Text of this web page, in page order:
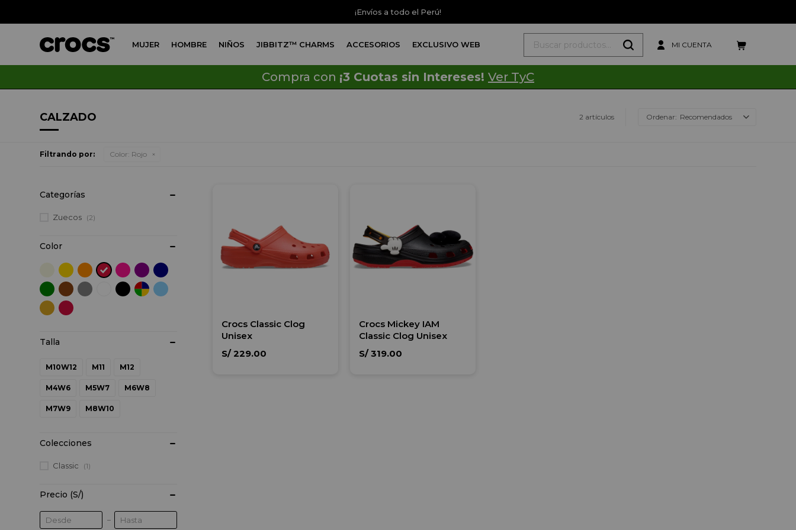
¡Envíos a todo el Perú!
MUJER HOMBRE NIÑOS JIBBITZ™ CHARMS ACCESORIOS EXCLUSIVO WEB
Compra con ¡3 Cuotas sin Intereses! Ver TyC
CALZADO 2 artículos Recomendados
Filtrando por: Color: Rojo
Crocs Classic Clog
Unisex
S/ 229.00
Crocs Mickey IAM
Classic Clog Unisex
S/ 319.00
Categorías
Zuecos (2)
M10W12 M11 M12
M4W6 M5W7 M6W8
M7W9 M8W10
Precio (S/)
Color
Colecciones
Classic (1)